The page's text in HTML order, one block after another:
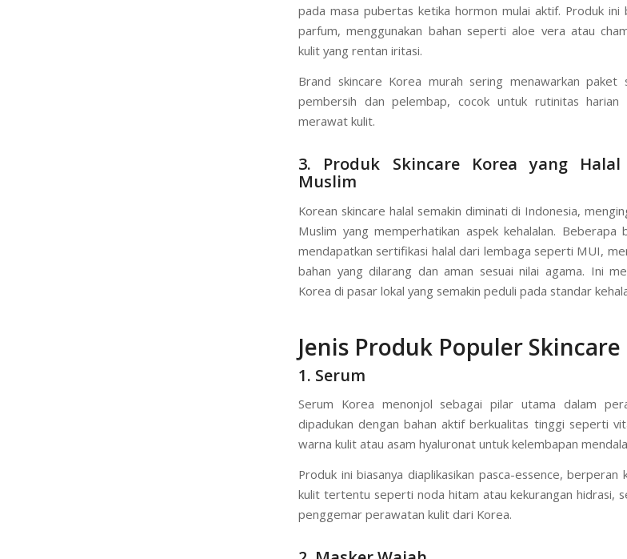
2. Perawatan untuk Remaja
Perawatan untuk remaja fokus pada kulit sensitif yang
parfum, menggunakan bahan seperti aloe vera atau
kulit yang rentan iritasi.
pembersih dan pelembap, cocok untuk rutinitas harian
merawat kulit.
3. Produk Skincare Korea yang
Muslim
Korean skincare halal semakin diminati di Indonesia,
Muslim yang memperhatikan aspek kehalalan. Beberapa
Korea di pasar lokal yang semakin peduli pada standar
Jenis Produk Populer
1. Serum
dipadukan dengan bahan aktif berkualitas tinggi seperti
warna kulit atau asam hyaluronat untuk kelembapan
kulit tertentu seperti noda hitam atau kekurangan hidrasi,